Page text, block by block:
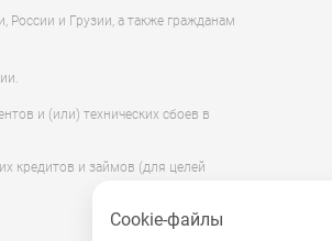
и Грузии, а также гражданам
и (или) технических сбоев в
кредитов и займов (для целей
Сookie-файлы